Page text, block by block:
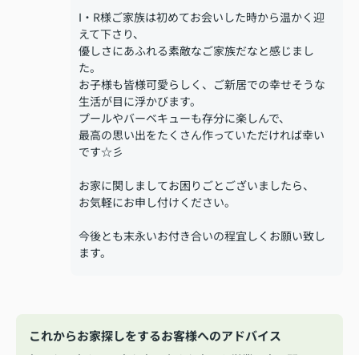
I・R様ご家族は初めてお会いした時から温かく迎
えて下さり、
優しさにあふれる素敵なご家族だなと感じまし
た。
お子様も皆様可愛らしく、ご新居での幸せそうな
生活が目に浮かびます。
プールやバーベキューも存分に楽しんで、
最高の思い出をたくさん作っていただければ幸い
です☆彡
お家に関しましてお困りごとございましたら、
お気軽にお申し付けください。
今後とも末永いお付き合いの程宜しくお願い致し
ます。
これからお家探しをするお客様へのアドバイス